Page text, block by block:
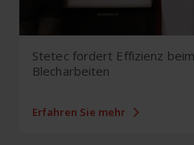
Stetec fordert Effizienz
Blecharbeiten
Erfahren Sie mehr